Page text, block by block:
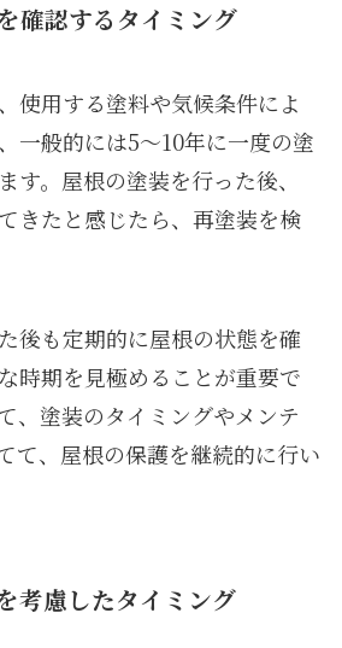
確認するタイミング
使用する塗料や気候条件によ
一般的には5〜10年に一度の塗
す。屋根の塗装を行った後、
きたと感じたら、再塗装を検
後も定期的に屋根の状態を確
時期を見極めることが重要で
、塗装のタイミングやメンテ
て、屋根の保護を継続的に行い
考慮したタイミング